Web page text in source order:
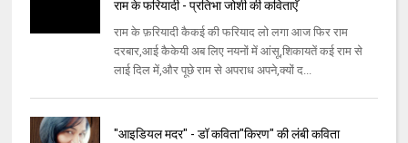
राम के फरियादी - प्रतिभा जोशी की कविताएँ
राम के फ़रियादी कैकई की फरियाद लो लगा आज फिर राम
दरबार,आई कैकेयी अब लिए नयनों में आंसू,शिकायतें कई राम से
लाई दिल में,और पूछे राम से अपराध अपने,क्यों द...
"आइडियल मदर" - डॉ कविता"किरण" की लंबी कविता